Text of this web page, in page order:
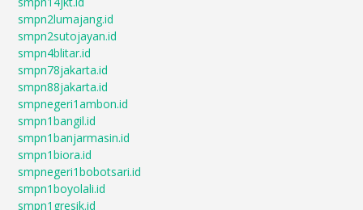
smpn2lumajang.id
smpn2sutojayan.id
smpn4blitar.id
smpn78jakarta.id
smpn88jakarta.id
smpnegeri1ambon.id
smpn1bangil.id
smpn1banjarmasin.id
smpn1biora.id
smpnegeri1bobotsari.id
smpn1boyolali.id
smpn1gresik.id